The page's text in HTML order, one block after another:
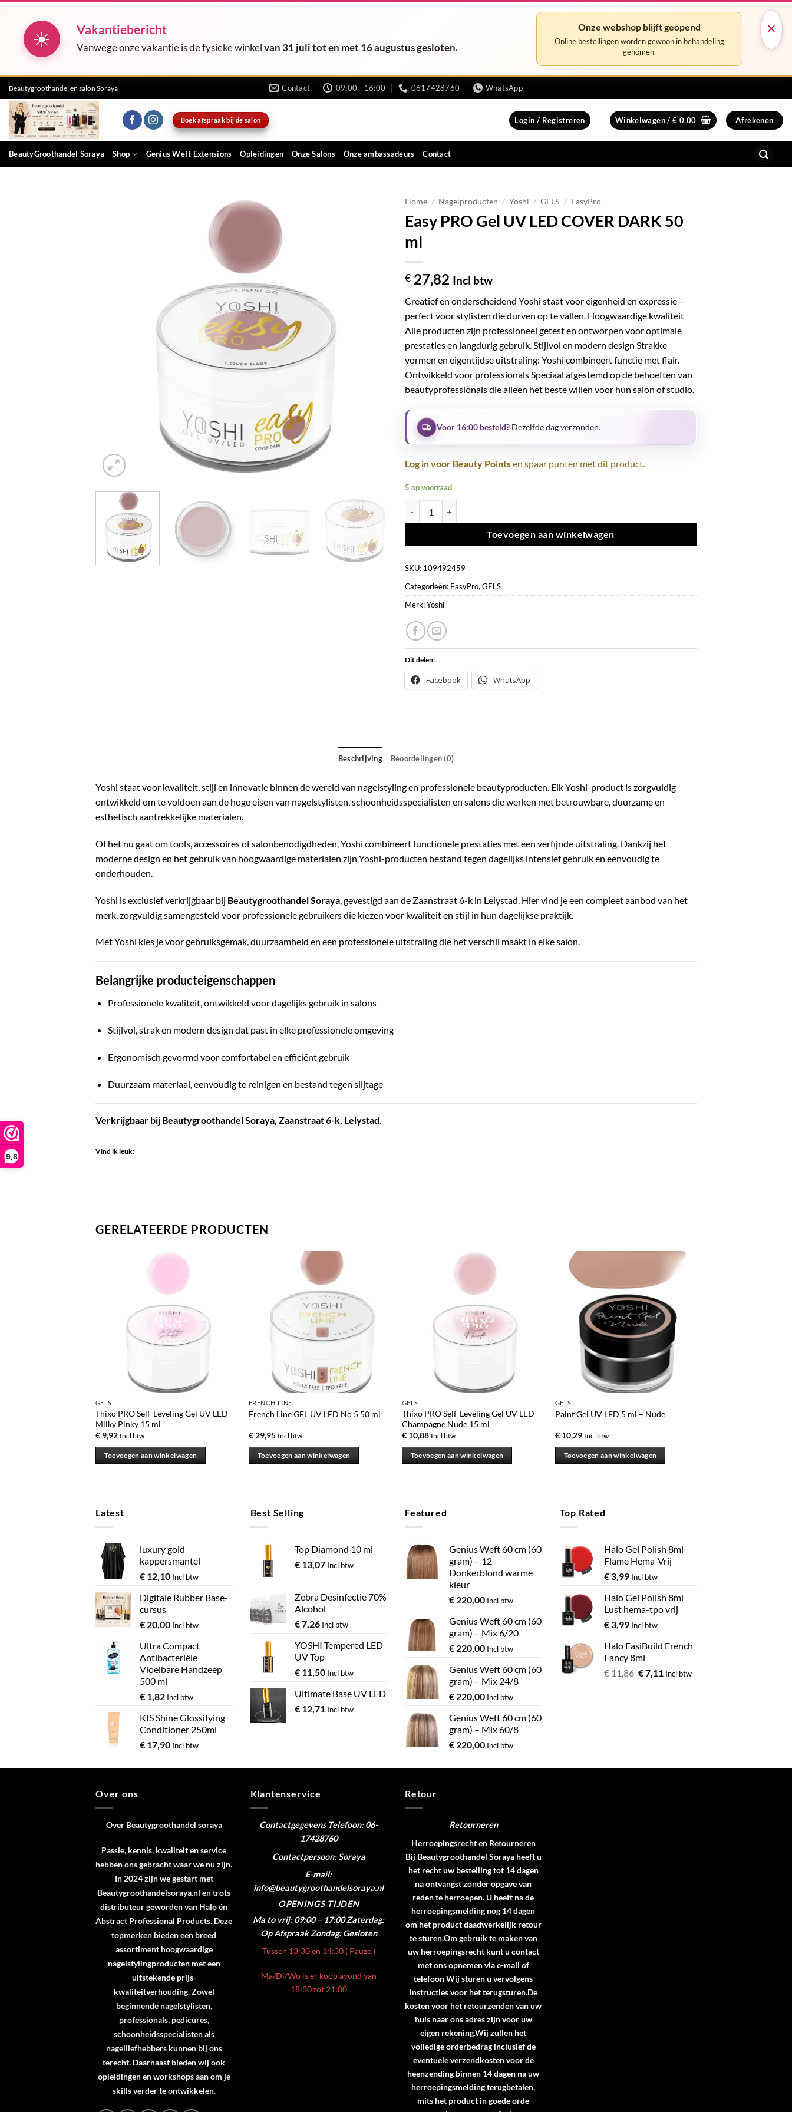
9,8
×
☀ Vakantiebericht
Vanwege onze vakantie is de fysieke winkelvan 31 juli tot en met 16 augustus gesloten.
Onze webshop blijft geopend
Online bestellingen worden gewoon in behandeling
genomen.
Ga
naar
inhoud
Beautygroothandel en salon Soraya Contact 09:00 - 16:00 0617428760 WhatsApp
Boek afspraak bij de salon Login / Registreren Winkelwagen /€ 0,00 Afrekenen
BeautyGroothandel Soraya Shop Genius Weft Extensions Opleidingen Onze Salons Onze ambassadeurs Contact
Home / Nagelproducten / Yoshi / GELS / EasyPro
Easy PRO Gel UV LED COVER DARK 50
ml
€ 27,82 Incl btw
Creatief en onderscheidend Yoshi staat voor eigenheid en expressie –
perfect voor stylisten die durven op te vallen. Hoogwaardige kwaliteit
Alle producten zijn professioneel getest en ontworpen voor optimale
prestaties en langdurig gebruik. Stijlvol en modern design Strakke
vormen en eigentijdse uitstraling: Yoshi combineert functie met flair.
Ontwikkeld voor professionals Speciaal afgestemd op de behoeften van
beautyprofessionals die alleen het beste willen voor hun salon of studio.
Voor 16:00 besteld? Dezelfde dag verzonden.
Log in voor Beauty Pointsen spaar punten met dit product.
5 op voorraad
Toevoegen aan winkelwagen
SKU: 109492459
Categorieën: EasyPro, GELS
Merk:Yoshi
Dit delen:
Facebook WhatsApp
Beschrijving Beoordelingen (0)
Yoshi staat voor kwaliteit, stijl en innovatie binnen de wereld van nagelstyling en professionele beautyproducten. Elk Yoshi-product is zorgvuldig
ontwikkeld om te voldoen aan de hoge eisen van nagelstylisten, schoonheidsspecialisten en salons die werken met betrouwbare, duurzame en
esthetisch aantrekkelijke materialen.
Of het nu gaat om tools, accessoires of salonbenodigdheden, Yoshi combineert functionele prestaties met een verfijnde uitstraling. Dankzij het
moderne design en het gebruik van hoogwaardige materialen zijn Yoshi-producten bestand tegen dagelijks intensief gebruik en eenvoudig te
onderhouden.
Yoshi is exclusief verkrijgbaar bij Beautygroothandel Soraya , gevestigd aan de Zaanstraat 6-k in Lelystad. Hier vind je een compleet aanbod van het
merk, zorgvuldig samengesteld voor professionele gebruikers die kiezen voor kwaliteit en stijl in hun dagelijkse praktijk.
Met Yoshi kies je voor gebruiksgemak, duurzaamheid en een professionele uitstraling die het verschil maakt in elke salon.
Belangrijke producteigenschappen
Professionele kwaliteit, ontwikkeld voor dagelijks gebruik in salons
Stijlvol, strak en modern design dat past in elke professionele omgeving
Ergonomisch gevormd voor comfortabel en efficiënt gebruik
Duurzaam materiaal, eenvoudig te reinigen en bestand tegen slijtage
Verkrijgbaar bij Beautygroothandel Soraya, Zaanstraat 6-k, Lelystad.
Vind ik leuk:
GERELATEERDE PRODUCTEN
GELS
Thixo PRO Self-Leveling Gel UV LED
Milky Pinky 15 ml
€9,92 Incl btw
Toevoegen aan winkelwagen
FRENCH LINE
French Line GEL UV LED No 5 50 ml
€29,95 Incl btw
Toevoegen aan winkelwagen
GELS
Thixo PRO Self-Leveling Gel UV LED
Champagne Nude 15 ml
€10,88 Incl btw
Toevoegen aan winkelwagen
GELS
Paint Gel UV LED 5 ml – Nude
€10,29 Incl btw
Toevoegen aan winkelwagen
Latest
luxury gold
kappersmantel
€ 12,10 Incl btw
Digitale Rubber Base-
cursus
€ 20,00 Incl btw
Ultra Compact
Antibacteriële
Vloeibare Handzeep
500 ml
€ 1,82 Incl btw
KIS Shine Glossifying
Conditioner 250ml
€ 17,90 Incl btw
Best Selling
Top Diamond 10 ml
€13,07 Incl btw
Zebra Desinfectie 70%
Alcohol
€7,26 Incl btw
YOSHI Tempered LED
UV Top
€11,50 Incl btw
Ultimate Base UV LED
€12,71 Incl btw
Featured
Genius Weft 60 cm (60
gram) – 12
Donkerblond warme
kleur
€ 220,00 Incl btw
Genius Weft 60 cm (60
gram) – Mix 6/20
€ 220,00 Incl btw
Genius Weft 60 cm (60
gram) – Mix 24/8
€ 220,00 Incl btw
Genius Weft 60 cm (60
gram) – Mix 60/8
€ 220,00 Incl btw
Top Rated
Halo Gel Polish 8ml
Flame Hema-Vrij
€3,99 Incl btw
Halo Gel Polish 8ml
Lust hema-tpo vrij
€3,99 Incl btw
Halo EasiBuild French
Fancy 8ml
€11,86 €7,11 Incl btw
Over ons
Over Beautygroothandel soraya
Passie, kennis, kwaliteit en service
hebben ons gebracht waar we nu zijn.
In 2024 zijn we gestart met
Beautygroothandelsoraya.nl en trots
distributeur geworden van Haloén
Abstract Professional Products. Deze
topmerken bieden een breed
assortiment hoogwaardige
nagelstylingproducten met een
uitstekende prijs-
kwaliteitverhouding. Zowel
beginnende nagelstylisten,
professionals, pedicures,
schoonheidsspecialisten als
nagelliefhebbers kunnen bij ons
terecht. Daarnaast bieden wij ook
opleidingen en workshops aan om je
skills verder te ontwikkelen.
Klantenservice
ContactgegevensTelefoon: 06-
17428760
Contactpersoon: Soraya
E-mail:
info@beautygroothandelsoraya.nl
OPENINGS TIJDEN
Ma to vrij: 09:00 – 17:00 Zaterdag:
Op Afspraak Zondag: Gesloten
Tussen 13:30 en 14:30 ( Pauze )
Ma/Di/Wo is er koop avond van
18:30 tot 21:00
Retour
Retourneren
Herroepingsrecht en Retourneren
Bij Beautygroothandel Soraya heeft u
het recht uw bestelling tot 14 dagen
na ontvangst zonder opgave van
reden te herroepen. U heeft na de
herroepingsmelding nog 14 dagen
om het product daadwerkelijk retour
te sturen.Om gebruik te maken van
uw herroepingsrecht kunt u contact
met ons opnemen via e-mail of
telefoon Wij sturen u vervolgens
instructies voor het terugsturen.De
kosten voor het retourzenden van uw
huis naar ons adres zijn voor uw
eigen rekening.Wij zullen het
volledige orderbedrag inclusief de
eventuele verzendkosten voor de
heenzending binnen 14 dagen na uw
herroepingsmelding terugbetalen,
mits het product in goede orde